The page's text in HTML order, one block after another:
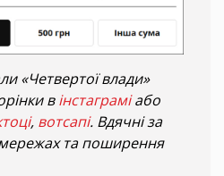
«Четвертої влади»
вінстаграміабо
, вотсапі. Вдячні за
та поширення